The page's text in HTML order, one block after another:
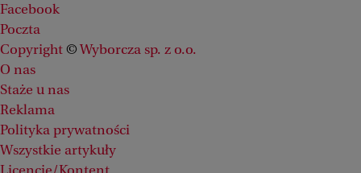
Facebook
Poczta
Copyright © Wyborcza sp. z o.o.
O nas
Staże u nas
Reklama
Polityka prywatności
Wszystkie artykuły
Licencje/Kontent